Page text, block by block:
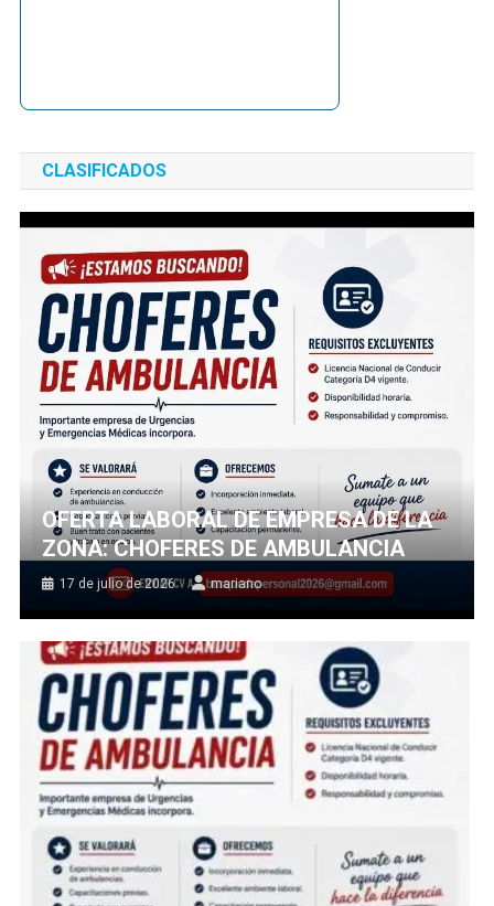
CLASIFICADOS
OFERTA LABORAL DE EMPRESA DE LA
ZONA: CHOFERES DE AMBULANCIA
17 de julio de 2026 mariano